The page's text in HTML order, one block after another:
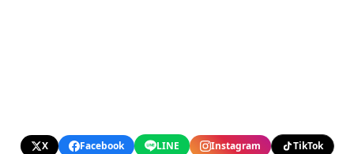
X Facebook LINE Instagram
TikTok